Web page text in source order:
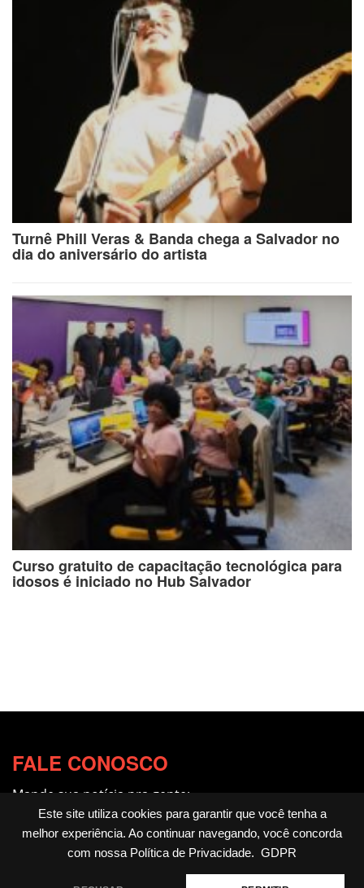
Este site utiliza cookies para garantir que você tenha a
melhor experiência. Ao continuar navegando, você concorda
com nossa Política de Privacidade. GDPR
Turnê Phill Veras & Banda chega a Salvador no
dia do aniversário do artista
Curso gratuito de capacitação tecnológica para
idosos é iniciado no Hub Salvador
FALE CONOSCO
Mande sua notícia pra gente:
redacao@fotocitando.com.br
Políticas de Privacidade